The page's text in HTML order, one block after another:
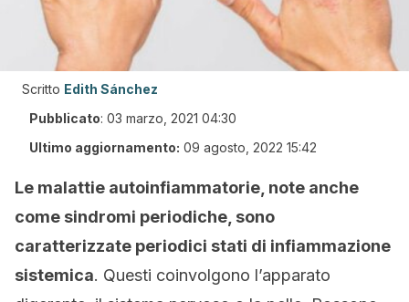
Scritto Edith Sánchez
Pubblicato: 03 marzo, 2021 04:30
Ultimo aggiornamento: 09 agosto, 2022 15:42
Le malattie autoinfiammatorie, note anche
come sindromi periodiche, sono
caratterizzate periodici stati di infiammazione
sistemica. Questi coinvolgono l’apparato